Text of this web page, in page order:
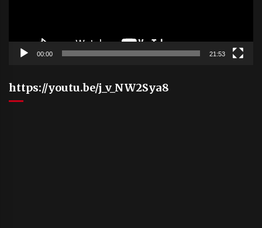
00:00 21:53
https://youtu.be/j_v_NW2Sya8